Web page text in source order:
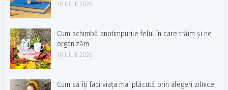
19 IULIE 2026
Cum schimbă anotimpurile felul în care trăim și ne
organizăm
18 IULIE 2026
Cum să îți faci viața mai plăcută prin alegeri zilnice